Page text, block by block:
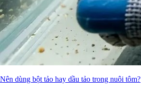
Nên dùng bột tảo hay dầu tảo trong nuôi tôm?